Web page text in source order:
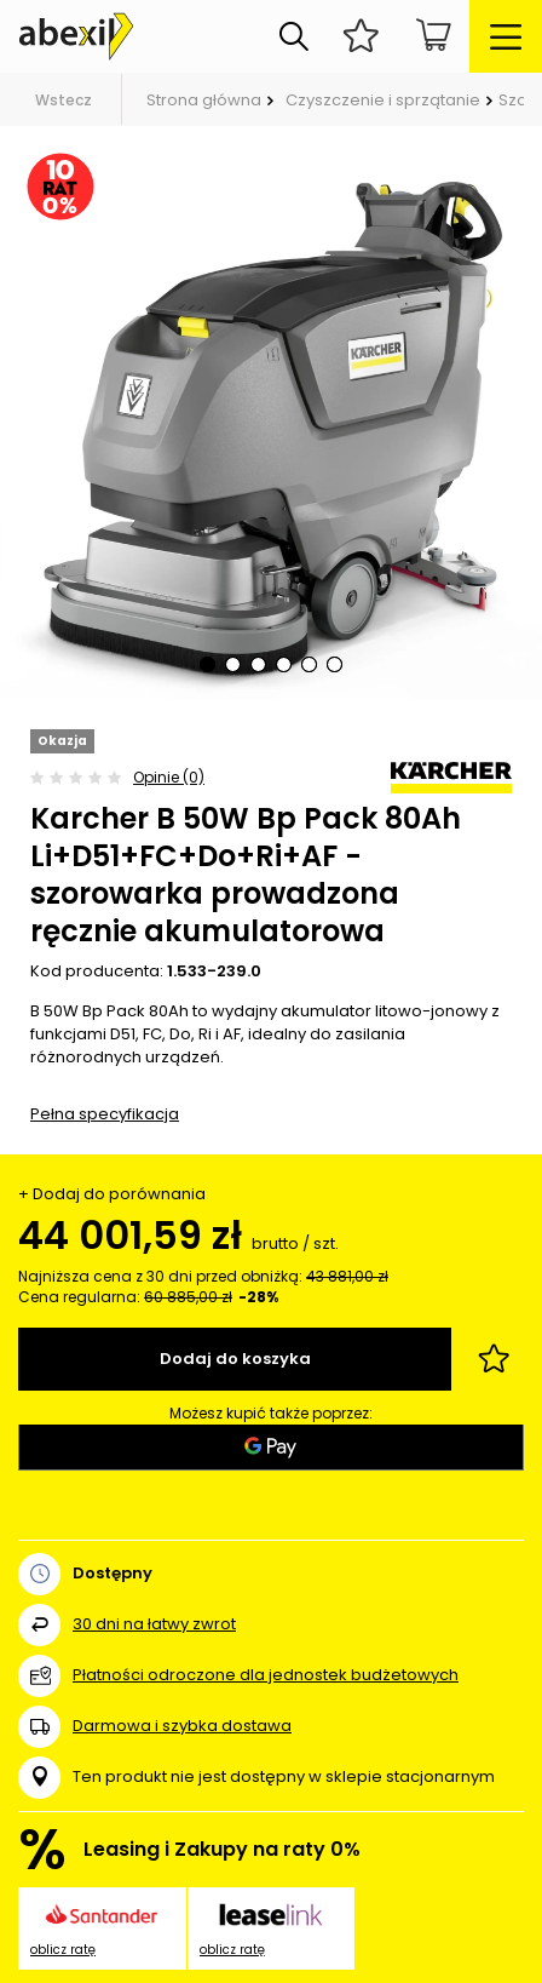
Wstecz Strona główna Czyszczenie i sprzątanie
Okazja
Opinie (0)
Karcher B 50W Bp Pack 80Ah
Li+D51+FC+Do+Ri+AF -
szorowarka prowadzona
ręcznie akumulatorowa
Kod producenta: 1.533-239.0
B 50W Bp Pack 80Ah to wydajny akumulator litowo-jonowy z
funkcjami D51, FC, Do, Ri i AF, idealny do zasilania
różnorodnych urządzeń.
Pełna specyfikacja
+ Dodaj do porównania
44 001,59 zł brutto /szt.
Najniższa cena z 30 dni przed obniżką: 43 881,00 zł
Cena regularna: 60 885,00 zł -28%
Dodaj do koszyka
Możesz kupić także poprzez:
Dostępny
30 dni na łatwy zwrot
Płatności odroczone dla jednostek budżetowych
Darmowa i szybka dostawa
Ten produkt nie jest dostępny w sklepie stacjonarnym
% Leasing i Zakupy na raty 0%
oblicz ratę oblicz ratę